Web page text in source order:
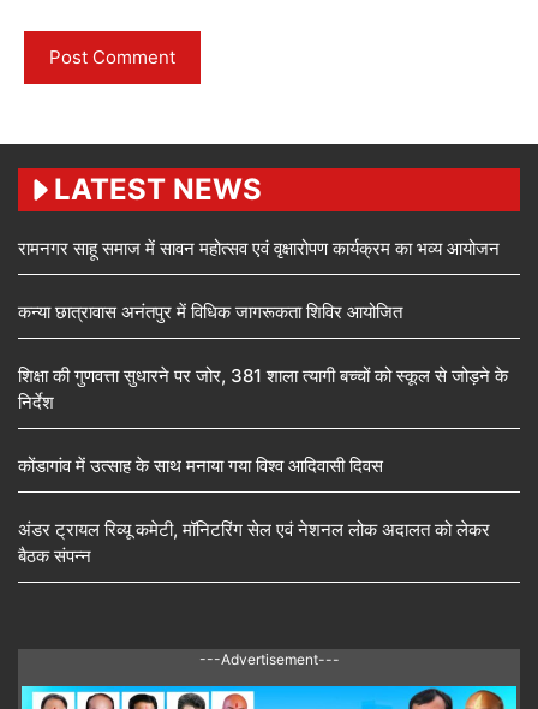
LATEST NEWS
रामनगर साहू समाज में सावन महोत्सव एवं वृक्षारोपण कार्यक्रम का भव्य आयोजन
कन्या छात्रावास अनंतपुर में विधिक जागरूकता शिविर आयोजित
शिक्षा की गुणवत्ता सुधारने पर जोर, 381 शाला त्यागी बच्चों को स्कूल से जोड़ने के
निर्देश
कोंडागांव में उत्साह के साथ मनाया गया विश्व आदिवासी दिवस
अंडर ट्रायल रिव्यू कमेटी, मॉनिटरिंग सेल एवं नेशनल लोक अदालत को लेकर
बैठक संपन्न
---Advertisement---